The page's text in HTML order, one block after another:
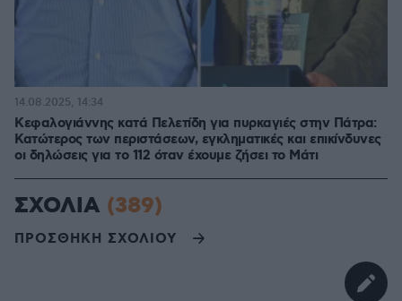
Κεφαλογιάννης κατά Πελετίδη για πυρκαγιές στην Πάτρα:
Κατώτερος των περιστάσεων, εγκληματικές και επικίνδυνες
οι δηλώσεις για το 112 όταν έχουμε ζήσει το Μάτι
14.08.2025, 14:34
ΣΧΟΛΙΑ (389)
ΠΡΟΣΘΗΚΗ ΣΧΟΛΙΟΥ